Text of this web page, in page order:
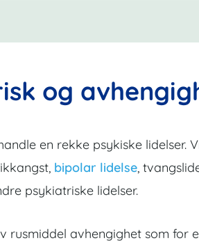
og
en rekke psykiske lidelser.
bipolar lidelse,
psykiatriske lidelser.
rusmiddel avhengighet som for